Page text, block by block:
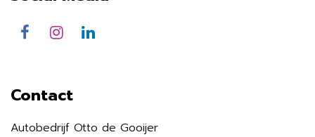
Contact
Autobedrijf Otto de Gooijer